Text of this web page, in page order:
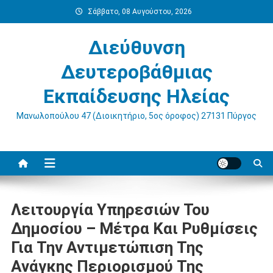
στο
Σάββατο, 08 Αυγούστου, 2026
Διεύθυνση
Δευτεροβάθμιας
Εκπαίδευσης Ηλείας
Μανωλοπούλου 47 (Διοικητήριο, 5ος όροφος) 27131 Πύργος
Λειτουργία Υπηρεσιών Του
Δημοσίου – Μέτρα Και Ρυθμίσεις
Για Την Αντιμετώπιση Της
Ανάγκης Περιορισμού Της